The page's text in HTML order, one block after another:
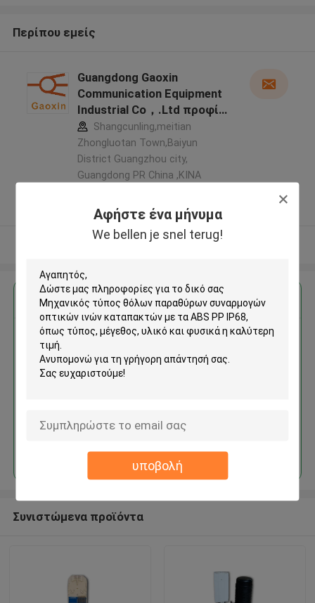
Αφήστε ένα μήνυμα
We bellen je snel terug!
υποβολή
Περίπου εμείς
Guangdong Gaoxin
Communication Equipment
Industrial Co，.Ltd προφίλ
κατασκευαστή
Shangcunling,meitian
Zhongluotan Town,Baiyun
District Guangzhou city,
Guangdong PR China ,ΚΙΝΑ
Ελεγχμένος προμηθευτής
Δείτε περισσότερων
Αποκτήστε την καλύτερη τιμή για
Μηχανικός τύπος θόλων
παραθύρων συναρμογών
οπτικών ινών καταπακτών με
Συνιστώμενα προϊόντα